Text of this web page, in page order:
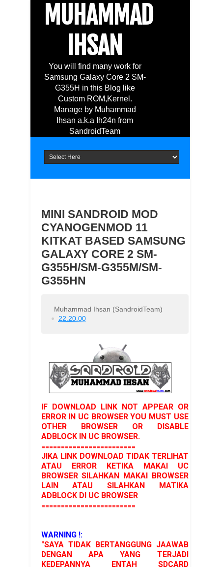
MUHAMMAD
IHSAN
You will find many work for
Samsung Galaxy Core 2 SM-
G355H in this Blog like
Custom ROM,Kernel.
Manage by Muhammad
Ihsan a.k.a Ih24n from
SandroidTeam
MINI SANDROID MOD
CYANOGENMOD 11
KITKAT BASED SAMSUNG
GALAXY CORE 2 SM-
G355H/SM-G355M/SM-
G355HN
Muhammad Ihsan (SandroidTeam)
22.20.00
IF DOWNLOAD LINK NOT APPEAR OR
ERROR IN UC BROWSER YOU MUST USE
OTHER BROWSER OR DISABLE
ADBLOCK IN UC BROWSER.
========================
JIKA LINK DOWNLOAD TIDAK TERLIHAT
ATAU ERROR KETIKA MAKAI UC
BROWSER SILAHKAN MAKAI BROWSER
LAIN ATAU SILAHKAN MATIKA
ADBLOCK DI UC BROWSER
========================
WARNING !:
"SAYA TIDAK BERTANGGUNG JAAWAB
DENGAN APA YANG TERJADI
KEDEPANNYA ENTAH SDCARD